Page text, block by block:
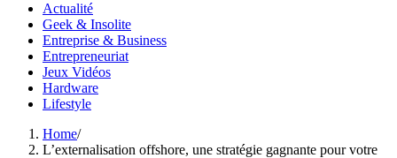
Actualité
Geek & Insolite
Entreprise & Business
Entrepreneuriat
Jeux Vidéos
Hardware
Lifestyle
Home/
L’externalisation offshore, une stratégie gagnante pour votre